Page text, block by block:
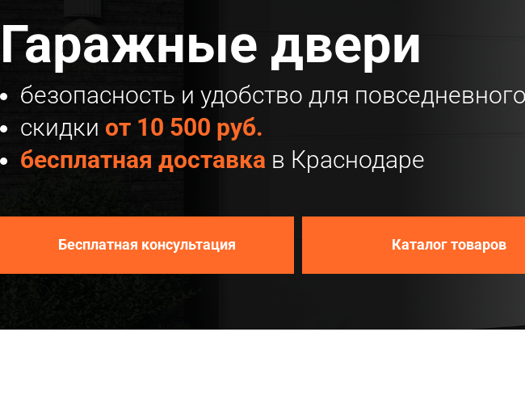
Гаражные двери
безопасность и удобство для
скидки от 10 500 руб.
бесплатная доставка в Краснодаре
Бесплатная консультация Каталог товаров